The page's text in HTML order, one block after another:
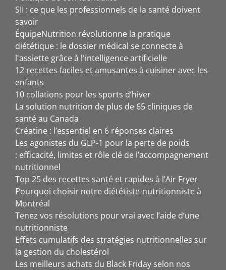
SII : ce que les professionnels de la santé doivent
savoir
ÉquipeNutrition révolutionne la pratique
diététique : le dossier médical se connecte à
l'assiette grâce à l'intelligence artificielle
12 recettes faciles et amusantes à cuisiner avec les
enfants
10 collations pour les sports d’hiver
La solution nutrition de plus de 65 cliniques de
santé au Canada
Créatine : l’essentiel en 6 réponses claires
Les agonistes du GLP-1 pour la perte de poids
: efficacité, limites et rôle clé de l’accompagnement
nutritionnel
Top 25 des recettes santé et rapides à l’Air Fryer
Pourquoi choisir notre diététiste-nutritionniste à
Montréal
Tenez vos résolutions pour vrai avec l’aide d’une
nutritionniste
Effets cumulatifs des stratégies nutritionnelles sur
la gestion du cholestérol
Les meilleurs achats du Black Friday selon nos